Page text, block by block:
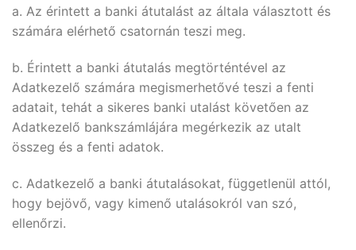
a. Az érintett a banki átutalást az általa választott és
számára elérhető csatornán teszi meg.
b. Érintett a banki átutalás megtörténtével az
Adatkezelő számára megismerhetővé teszi a fenti
adatait, tehát a sikeres banki utalást követően az
Adatkezelő bankszámlájára megérkezik az utalt
összeg és a fenti adatok.
c. Adatkezelő a banki átutalásokat, függetlenül attól,
hogy bejövő, vagy kimenő utalásokról van szó,
ellenőrzi.